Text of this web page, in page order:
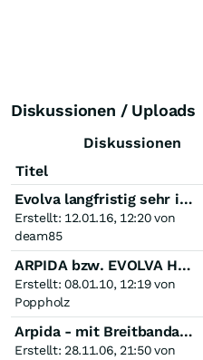
Diskussionen / Uploads
Diskussionen
Titel
Evolva langfristig sehr interessant!!!!!
Erstellt: 12.01.16, 12:20 von
deam85
ARPIDA bzw. EVOLVA Holding +500%
Erstellt: 08.01.10, 12:19 von
Poppholz
Arpida - mit Breitbandantibiotkum zur Kursvervielfachung?
Erstellt: 28.11.06, 21:50 von